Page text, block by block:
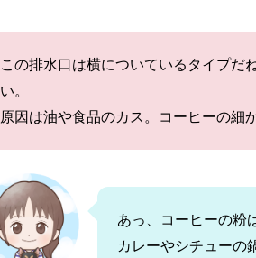
この排水口は横についているタイプだ
い。
原因は油や食品のカス。コーヒーの細
あっ、コーヒーの粉
カレーやシチューの